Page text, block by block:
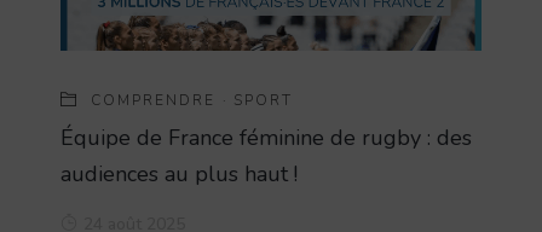
COMPRENDRE · SPORT
Équipe de France féminine de rugby : des
audiences au plus haut !